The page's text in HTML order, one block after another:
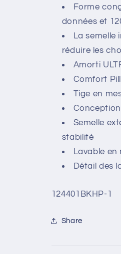
Forme
données et
La semelle
réduire les
Amorti
Comfort
Tige en
Semelle
stabilité
Lavable en
Détail des
SKU:
124401BKHP-1
Share